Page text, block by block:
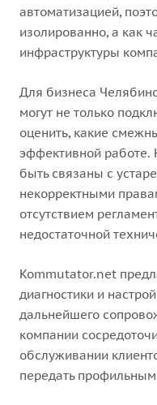
автоматизацией,
изолированно, а как
инфраструктуры
Для бизнеса
могут не только
оценить, какие
эффективной
быть связаны с
некорректными
отсутствием
недостаточной
Kommutator.net
диагностики и
дальнейшего
компании
обслуживании
передать